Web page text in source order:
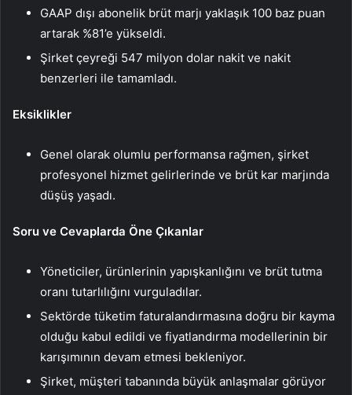
GAAP dışı abonelik brüt marjı yaklaşık 100 baz puan
artarak %81’e yükseldi.
Şirket çeyreği 547 milyon dolar nakit ve nakit
benzerleri ile tamamladı.
Eksiklikler
Genel olarak olumlu performansa rağmen, şirket
profesyonel hizmet gelirlerinde ve brüt kar marjında
düşüş yaşadı.
Soru ve Cevaplarda Öne Çıkanlar
Yöneticiler, ürünlerinin yapışkanlığını ve brüt tutma
oranı tutarlılığını vurguladılar.
Sektörde tüketim faturalandırmasına doğru bir kayma
olduğu kabul edildi ve fiyatlandırma modellerinin bir
karışımının devam etmesi bekleniyor.
Şirket, müşteri tabanında büyük anlaşmalar görüyor